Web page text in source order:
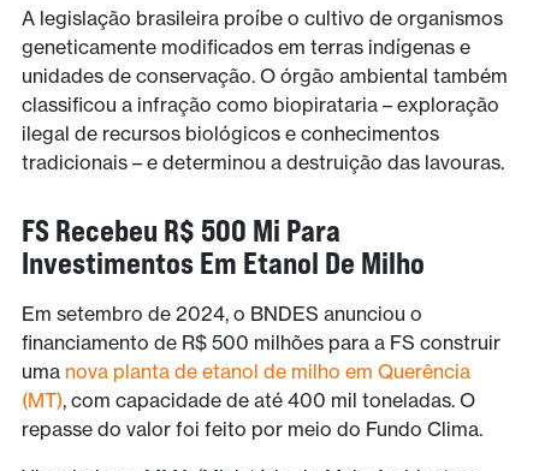
A legislação brasileira proíbe o cultivo de organismos
geneticamente modificados em terras indígenas e
unidades de conservação. O órgão ambiental também
classificou a infração como biopirataria – exploração
ilegal de recursos biológicos e conhecimentos
tradicionais – e determinou a destruição das lavouras.
FS Recebeu R$ 500 Mi Para
Investimentos Em Etanol De Milho
Em setembro de 2024, o BNDES anunciou o
financiamento de R$ 500 milhões para a FS construir
uma nova planta de etanol de milho em Querência
(MT), com capacidade de até 400 mil toneladas. O
repasse do valor foi feito por meio do Fundo Clima.